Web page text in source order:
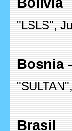
"LSLS",
Bosnia
Brasil